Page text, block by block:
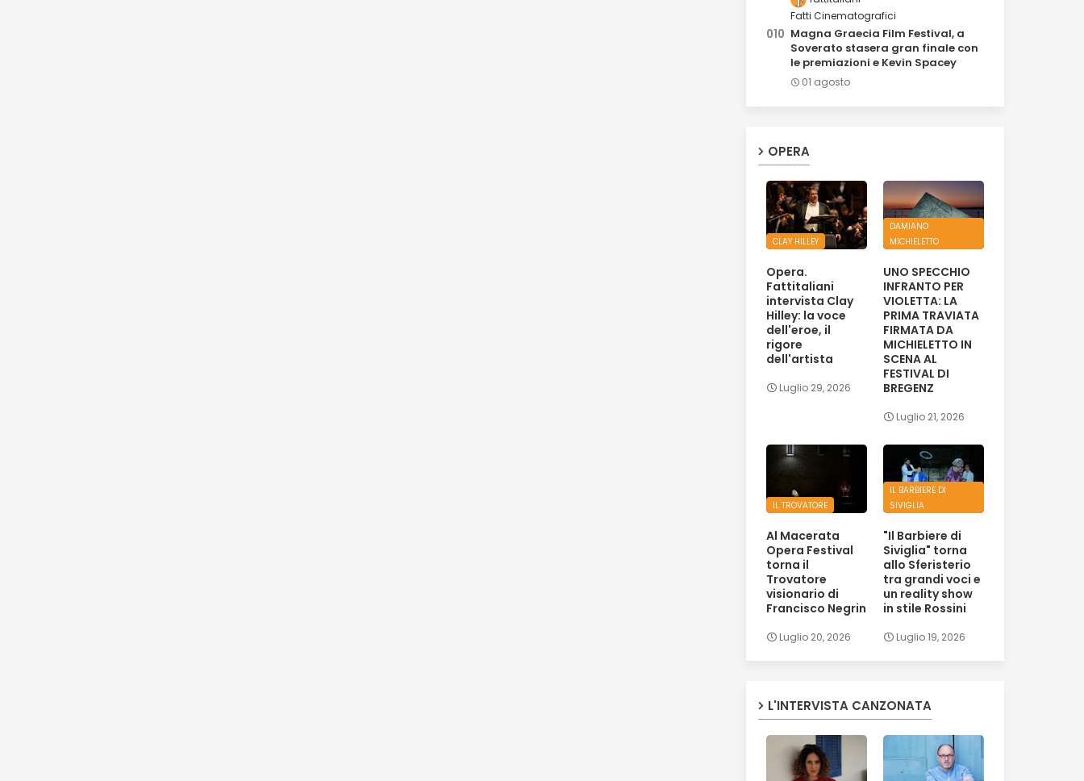
Fatti Cinematografici
Magna Graecia Film Festival, a
Soverato stasera gran finale con
le premiazioni e Kevin Spacey
01 agosto
OPERA
CLAY HILLEY
Opera.
Fattitaliani
intervista Clay
Hilley: la voce
dell'eroe, il
rigore
dell'artista
Luglio 29, 2026
DAMIANO
MICHIELETTO
UNO SPECCHIO
INFRANTO PER
VIOLETTA: LA
PRIMA TRAVIATA
FIRMATA DA
MICHIELETTO IN
SCENA AL
FESTIVAL DI
BREGENZ
Luglio 21, 2026
IL TROVATORE
Al Macerata
Opera Festival
torna il
Trovatore
visionario di
Francisco Negrin
Luglio 20, 2026
IL BARBIERE DI
SIVIGLIA
"Il Barbiere di
Siviglia" torna
allo Sferisterio
tra grandi voci e
un reality show
in stile Rossini
Luglio 19, 2026
L'INTERVISTA CANZONATA